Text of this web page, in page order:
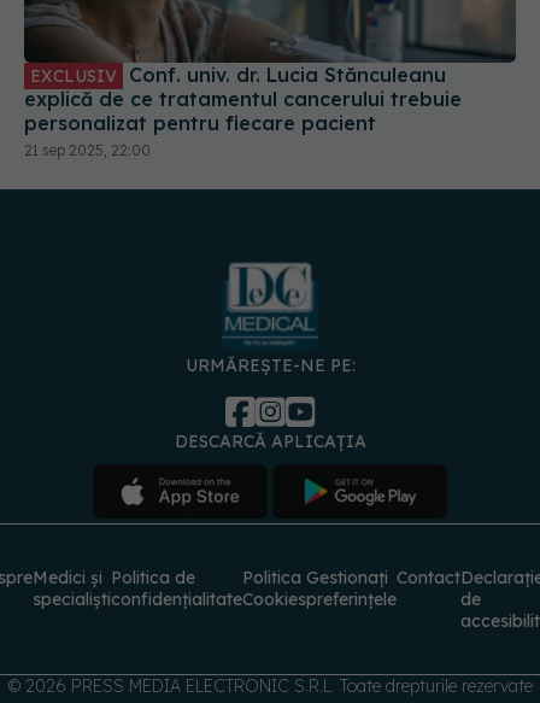
EXCLUSIV
explică de ce tratamentul cancerului trebuie
personalizat pentru fiecare pacient
21 sep 2025, 22:00
URMĂREȘTE-NE PE:
DESCARCĂ APLICAȚIA
Medici și
specialiști
Politica de
confidențialitate
Politica
Cookies
Gestionați
preferințele
Contact
de
© 2026 PRESS MEDIA ELECTRONIC S.R.L. Toate drepturile rezervate